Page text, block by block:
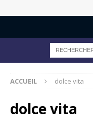
ACCUEIL dolce vita
dolce vita